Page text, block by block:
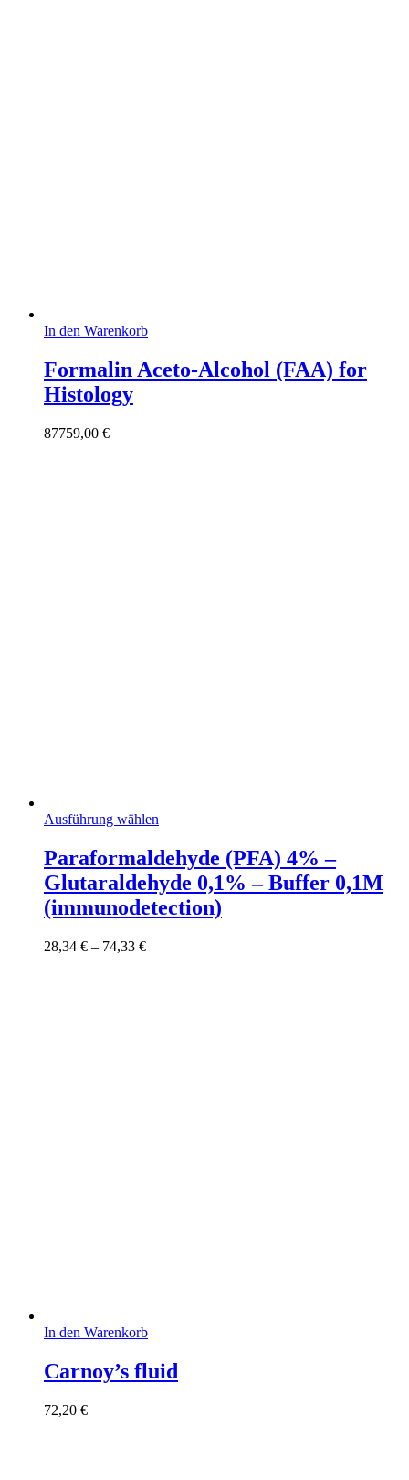
In den Warenkorb
Formalin Aceto-Alcohol (FAA) for
Histology
87759,00 €
Ausführung wählen
weist
mehrere
Varianten
Die
Paraformaldehyde (PFA) 4% –
Glutaraldehyde 0,1% – Buffer 0,1M
(immunodetection)
28,34 € – 74,33 €Preisspanne:
In den Warenkorb
Carnoy’s fluid
72,20 €